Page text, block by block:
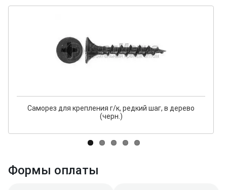
Саморез для крепления г/к, редкий шаг, в дерево
(черн.)
Формы оплаты